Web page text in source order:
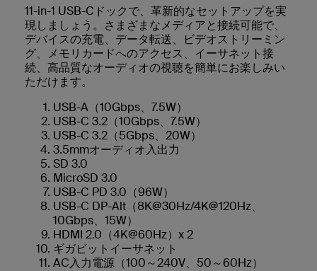
11-in-1 USB-Cドックで、革新的なセットアップを実
現しましょう。さまざまなメディアと接続可能で、
デバイスの充電、データ転送、ビデオストリーミン
グ、メモリカードへのアクセス、イーサネット接
続、高品質なオーディオの視聴を簡単にお楽しみい
ただけます。
USB-A（10Gbps、7.5W）
USB-C 3.2（10Gbps、7.5W）
USB-C 3.2（5Gbps、20W）
3.5mmオーディオ入出力
SD 3.0
MicroSD 3.0
USB-C PD 3.0（96W）
USB-C DP-Alt（8K@30Hz/4K@120Hz、
10Gbps、15W）
HDMI 2.0（4K@60Hz）x 2
ギガビットイーサネット
AC入力電源（100～240V、50～60Hz）